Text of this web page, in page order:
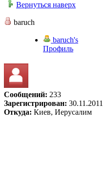
Вернуться наверх
baruch
baruch's
Профиль
Сообщений: 233
Зарегистрирован: 30.11.2011
Откуда: Киев, Иерусалим